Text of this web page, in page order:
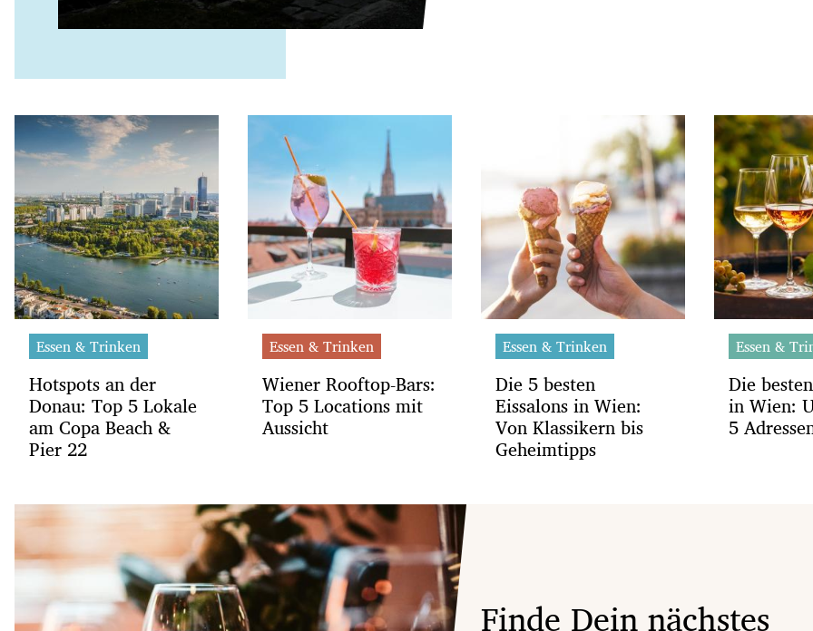
Essen & Trinken
Hotspots an der
Donau: Top 5 Lokale
am Copa Beach &
Pier 22
Essen & Trinken
Wiener Rooftop-Bars:
Top 5 Locations mit
Aussicht
Essen & Trinken
Die 5 besten
Eissalons in Wien:
Von Klassikern bis
Geheimtipps
Essen &
Die
in Wien:
5
Finde Dein nächstes